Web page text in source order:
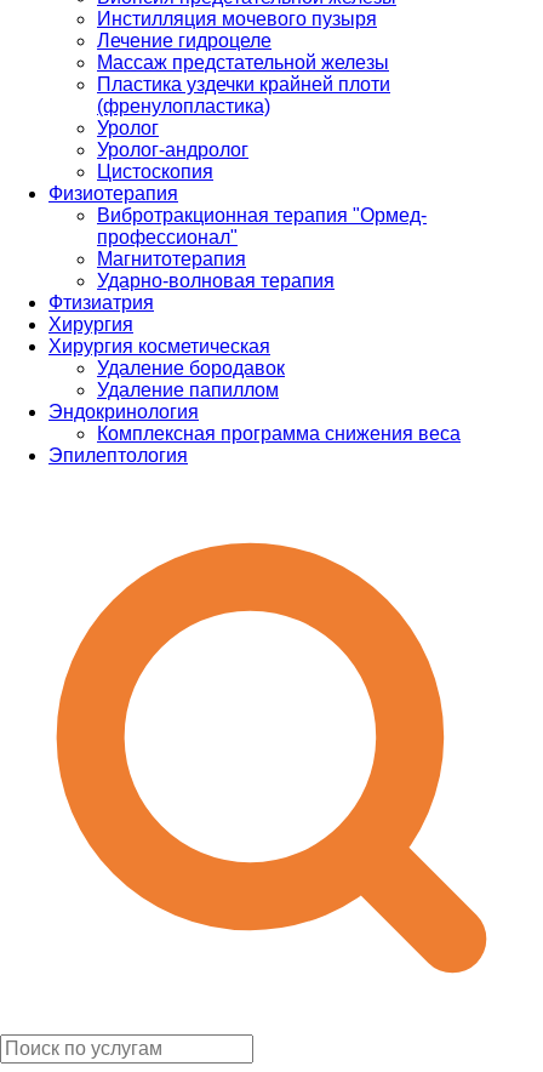
Инстилляция мочевого пузыря
Лечение гидроцеле
Массаж предстательной железы
Пластика уздечки крайней плоти
(френулопластика)
Уролог
Уролог-андролог
Цистоскопия
Физиотерапия
Вибротракционная терапия "Ормед-
профессионал"
Магнитотерапия
Ударно-волновая терапия
Фтизиатрия
Хирургия
Хирургия косметическая
Удаление бородавок
Удаление папиллом
Эндокринология
Комплексная программа снижения веса
Эпилептология